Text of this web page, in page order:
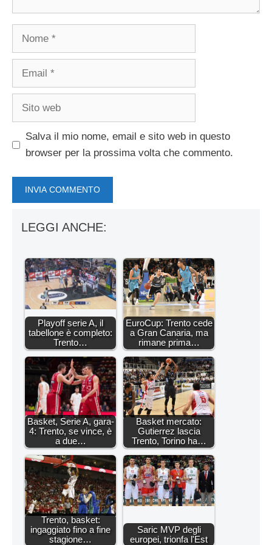
Nome
Email
Sito
Salva il mio nome, email e sito web in questo
browser per la prossima volta che commento.
LEGGI ANCHE:
Playoff serie A, il
tabellone è completo:
Trento…
EuroCup: Trento cede
a Gran Canaria, ma
rimane prima…
Basket, Serie A, gara-
4: Trento, se vince, è
a due…
Basket mercato:
Gutierrez lascia
Trento, Torino ha…
Trento, basket:
ingaggiato fino a fine
stagione…
Saric MVP degli
europei, trionfa l'Est